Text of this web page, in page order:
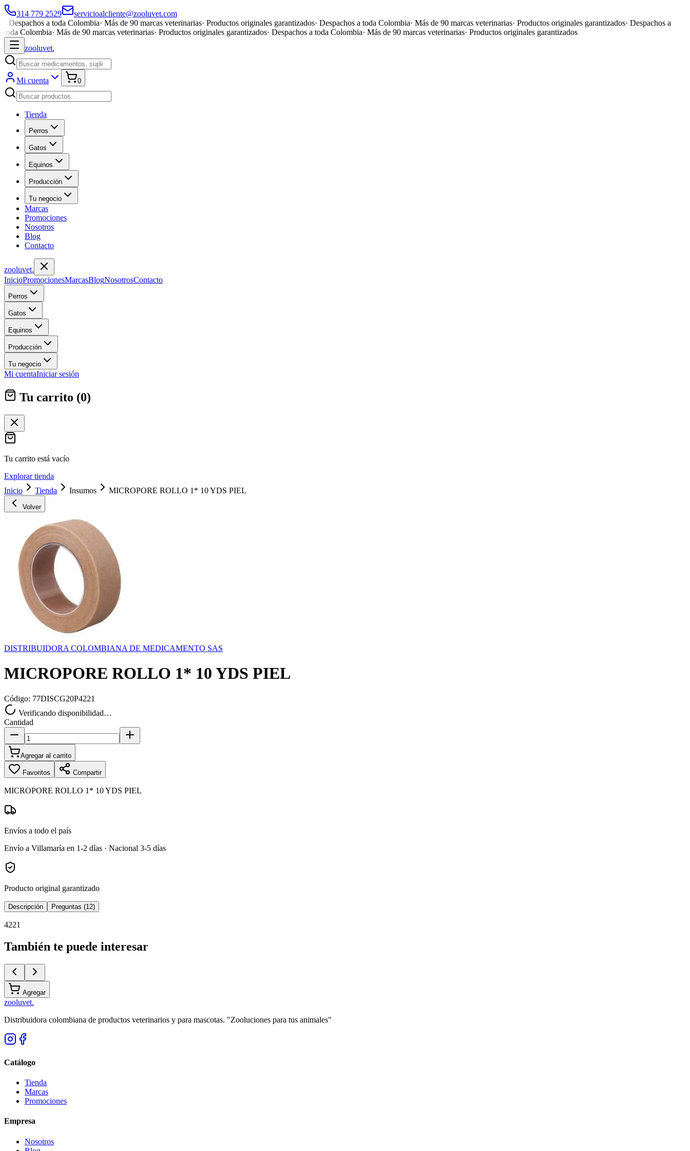
314 779 2529
servicioalcliente@zooluvet.com
Despachos a toda Colombia· Más de 90 marcas veterinarias· Productos originales garantizados· Despachos a toda Colombia· Más de 90 marcas veterinarias· Productos originales garantizados· Despachos a
toda Colombia· Más de 90 marcas veterinarias· Productos originales garantizados· Despachos a toda Colombia· Más de 90 marcas veterinarias· Productos originales garantizados
zooluvet.
Mi cuenta 0
Tienda
Perros
Gatos
Equinos
Producción
Tu negocio
Marcas
Promociones
Nosotros
Blog
Contacto
zooluvet.
InicioPromocionesMarcasBlogNosotrosContacto
Perros
Gatos
Equinos
Producción
Tu negocio
Mi cuentaIniciar sesión
Tu carrito (0)
Tu carrito está vacío
Explorar tienda
Inicio
Tienda Insumos MICROPORE ROLLO 1* 10 YDS PIEL
Volver
DISTRIBUIDORA COLOMBIANA DE MEDICAMENTO SAS
MICROPORE ROLLO 1* 10 YDS PIEL
Código: 77DISCG20P4221
Verificando disponibilidad…
Cantidad
Agregar al carrito
Favoritos Compartir
MICROPORE ROLLO 1* 10 YDS PIEL
Envíos a todo el país
Envío a Villamaría en 1-2 días · Nacional 3-5 días
Producto original garantizado
Descripción Preguntas (12)
4221
También te puede interesar
Agregar
zooluvet.
Distribuidora colombiana de productos veterinarios y para mascotas. "Zooluciones para tus animales"
Catálogo
Tienda
Marcas
Promociones
Empresa
Nosotros